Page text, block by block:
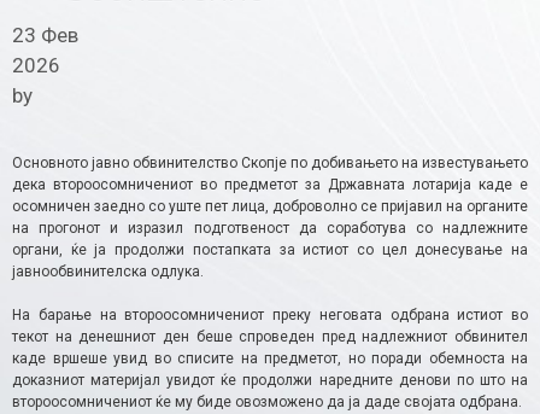
23 Фев
2026
by
Основното јавно обвинителство Скопје по добивањето на известувањето
дека второосомничениот во предметот за Државната лотарија каде е
осомничен заедно со уште пет лица, доброволно се пријавил на органите
на прогонот и изразил подготвеност да соработува со надлежните
органи, ќе ја продолжи постапката за истиот со цел донесување на
јавнообвинителска одлука.
На барање на второосомничениот преку неговата одбрана истиот во
текот на денешниот ден беше спроведен пред надлежниот обвинител
каде вршеше увид во списите на предметот, но поради обемноста на
доказниот материјал увидот ќе продолжи наредните денови по што на
второосомничениот ќе му биде овозможено да ја даде својата одбрана.